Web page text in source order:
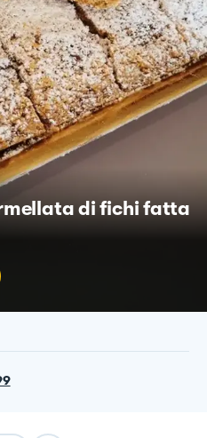
di fichi fatta